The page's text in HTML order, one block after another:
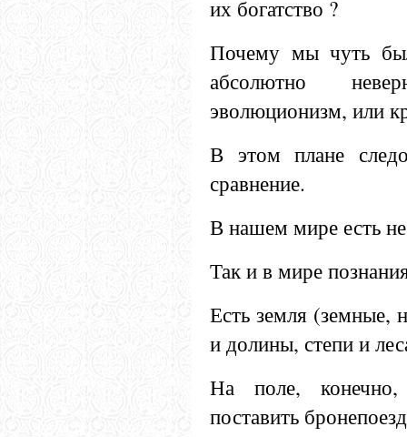
их богатство ?
Почему мы чуть
абсолютно
эволюционизм, или
В этом плане
сравнение.
В нашем мире есть
Так и в мире
Есть земля (земные,
и долины, степи и
На поле,
поставить